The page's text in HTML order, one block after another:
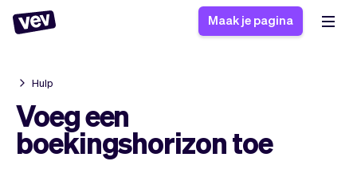
Software voor kleine
bedrijven
Bezorgsoftware
groepslessen
Maak je pagina
Hulp
Voeg een
boekingshorizon toe